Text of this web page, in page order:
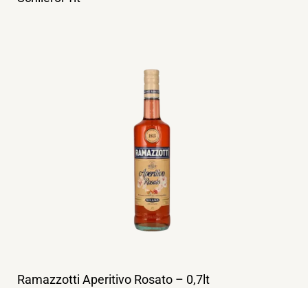
Ramazzotti Aperitivo Rosato – 0,7lt